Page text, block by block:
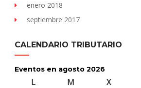
enero 2018
septiembre 2017
CALENDARIO TRIBUTARIO
Eventos en agosto 2026
L M Xmiércoles